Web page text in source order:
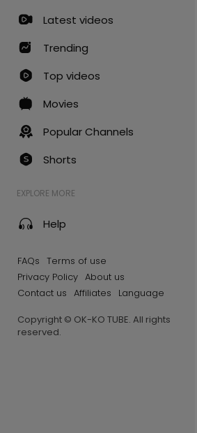
Latest videos
Trending
Top videos
Movies
Popular Channels
Shorts
EXPLORE MORE
Help
FAQs Terms of use
Privacy Policy About us
Contact us Affiliates
Language
Copyright © OK-KO TUBE. All rights
reserved.